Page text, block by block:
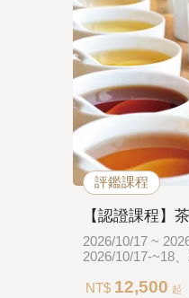
評鑑課程
【認證課程】
2026/10/17 ~
NT$ 12,500 起